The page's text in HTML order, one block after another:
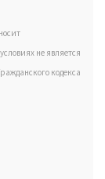
не является
кодекса